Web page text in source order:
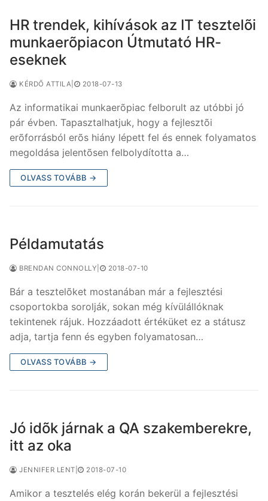
HR trendek, kihívások az IT tesztelõi
munkaerõpiacon Útmutató HR-
eseknek
KÉRDŐ ATTILA 2018-07-13
Az informatikai munkaerõpiac felborult az utóbbi jó
pár évben. Tapasztalhatjuk, hogy a fejlesztõi
erõforrásból erõs hiány lépett fel és ennek folyamatos
megoldása jelentõsen felbolydította a…
OLVASS TOVÁBB →
Példamutatás
BRENDAN CONNOLLY 2018-07-10
Bár a tesztelõket mostanában már a fejlesztési
csoportokba sorolják, sokan még kívülállóknak
tekintenek rájuk. Hozzáadott értéküket ez a státusz
adja, tartja fenn és egyben folyamatosan…
OLVASS TOVÁBB →
Jó idõk járnak a QA szakemberekre,
itt az oka
JENNIFER LENT 2018-07-10
Amikor a tesztelés elég korán bekerül a fejlesztési